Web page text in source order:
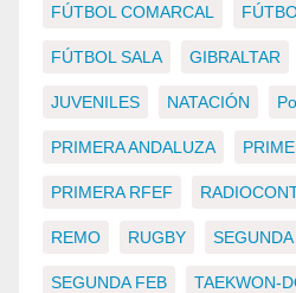
FÚTBOL COMARCAL
FÚTBOL SALA GIBRALTAR
JUVENILES NATACIÓN
PRIMERA ANDALUZA
PRIMERA RFEF
REMO RUGBY
SEGUNDA FEB TAEKWON-